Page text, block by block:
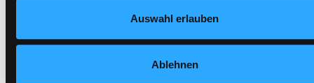
Auswahl erlauben
Ablehnen
Sachbuch
Frist:
1501SB00783